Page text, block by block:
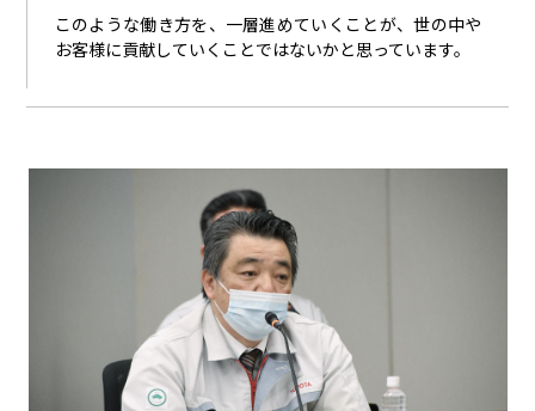
このような働き方を、一層進めていくことが、世の中や
お客様に貢献していくことではないかと思っています。